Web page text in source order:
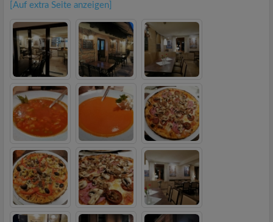
[Auf extra Seite anzeigen]